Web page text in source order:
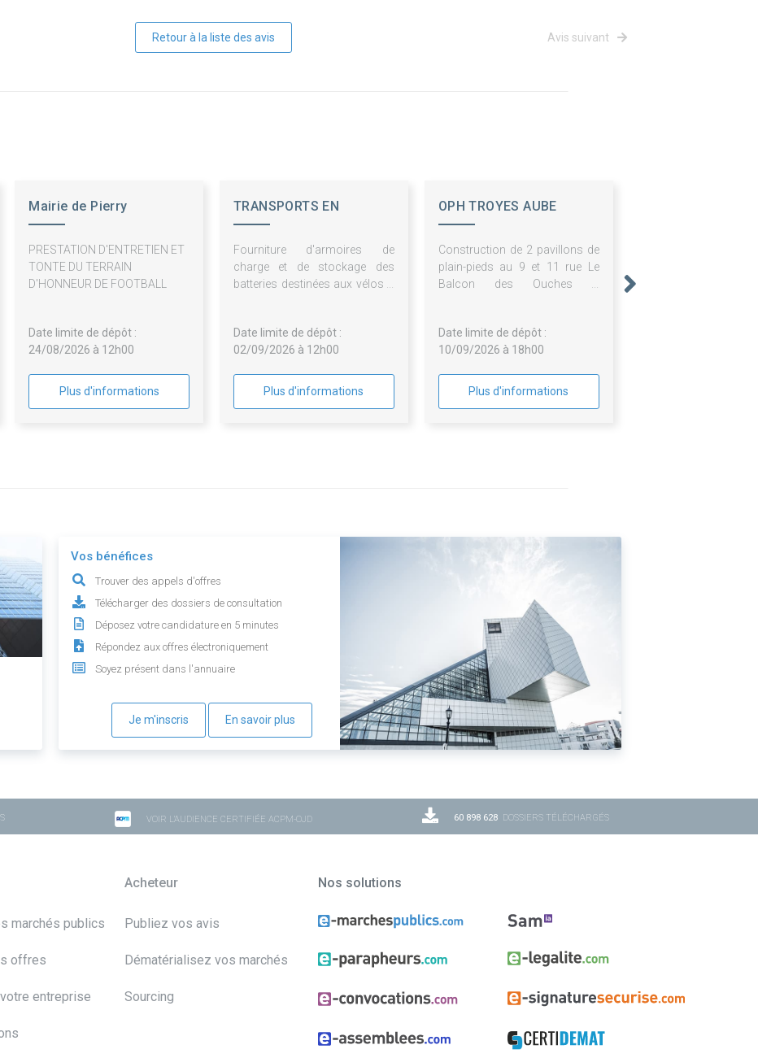
Retour à la liste des avis Avis suivant
Mairie de Pierry
PRESTATION D'ENTRETIEN ET
TONTE DU TERRAIN
D'HONNEUR DE FOOTBALL
Date limite de dépôt :
24/08/2026 à 12h00
Plus d'informations
TRANSPORTS EN
AGGLO.TROYENNE
Fourniture d'armoires de
charge et de stockage des
batteries destinées aux vélos à
Date limite de dépôt :
02/09/2026 à 12h00
Plus d'informations
OPH TROYES AUBE
Construction de 2 pavillons de
plain-pieds au 9 et 11 rue Le
Balcon des Ouches à
procédure précédente
Date limite de dépôt :
10/09/2026 à 18h00
Plus d'informations
Vos bénéfices
Trouver des appels d'offres
Télécharger des dossiers de consultation
Déposez votre candidature en 5 minutes
Répondez aux offres électroniquement
Soyez présent dans l'annuaire
Je m'inscris En savoir plus
VOIR L'AUDIENCE CERTIFIÉE ACPM-OJD 60 898 628 DOSSIERS TÉLÉCHARGÉS
marchés publics
offres
entreprise
Acheteur
Publiez vos avis
Dématérialisez vos marchés
Sourcing
Nos solutions